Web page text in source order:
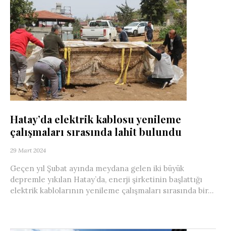
Hatay’da elektrik kablosu yenileme
çalışmaları sırasında lahit bulundu
29 Mart 2024
Geçen yıl Şubat ayında meydana gelen iki büyük
depremle yıkılan Hatay’da, enerji şirketinin başlattığı
elektrik kablolarının yenileme çalışmaları sırasında bir...